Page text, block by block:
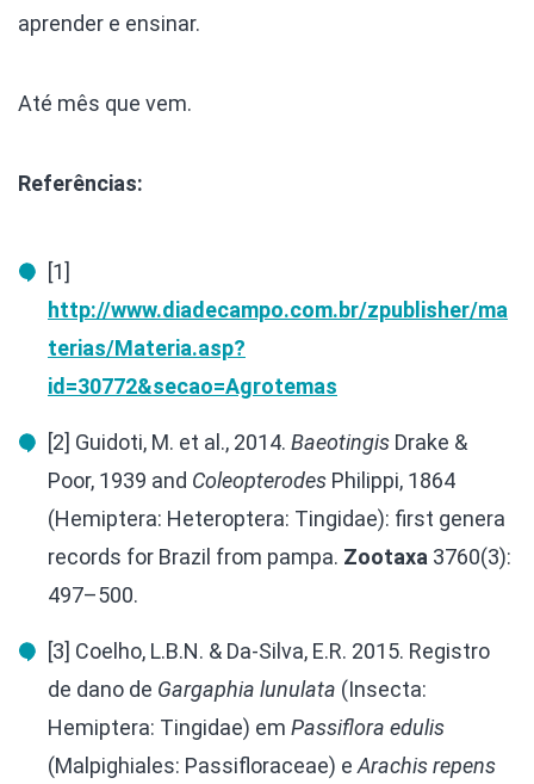
aprender e ensinar.
Até mês que vem.
Referências:
[1]
http://www.diadecampo.com.br/zpublisher/ma
terias/Materia.asp?
id=30772&secao=Agrotemas
[2] Guidoti, M. et al., 2014. Baeotingis Drake &
Poor, 1939 and Coleopterodes Philippi, 1864
(Hemiptera: Heteroptera: Tingidae): first genera
records for Brazil from pampa. Zootaxa 3760(3):
497–500.
[3] Coelho, L.B.N. & Da-Silva, E.R. 2015. Registro
de dano de Gargaphia lunulata (Insecta:
Hemiptera: Tingidae) em Passiflora edulis
(Malpighiales: Passifloraceae) eArachis repens